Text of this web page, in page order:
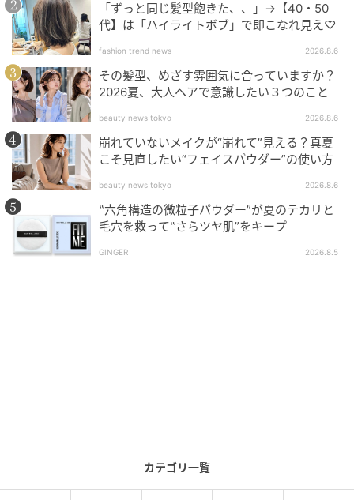
次の記事
【感動レベル】2週間で素肌まで変わった！40
代のクマ・赤みを飛ばす最新カラー下地
「ずっと同じ髪型飽きた、、」→【40・50
代】は「ハイライトボブ」で即こなれ見え♡
fashion trend news 2026.8.6
その髪型、めざす雰囲気に合っていますか？
2026夏、大人ヘアで意識したい３つのこと
beauty news tokyo 2026.8.6
崩れていないメイクが“崩れて”見える？真夏
こそ見直したい“フェイスパウダー”の使い方
beauty news tokyo 2026.8.6
‟六角構造の微粒子パウダー”が夏のテカリと
毛穴を救って‟さらツヤ肌”をキープ
GINGER 2026.8.5
カテゴリ一覧